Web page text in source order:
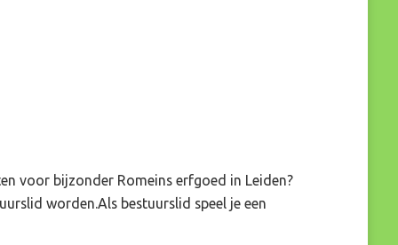
voor bijzonder Romeins erfgoed in Leiden?
worden.Als bestuurslid speel je een